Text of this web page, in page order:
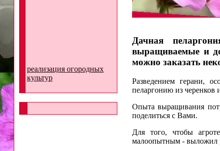
реализация огородных
культур
Дачная
выращиваемые и
можно заказать
Разведением герани,
пеларгонию из
Опыта выращивания
поделиться с Вами.
Для того, чтобы
малоопытным - выложил